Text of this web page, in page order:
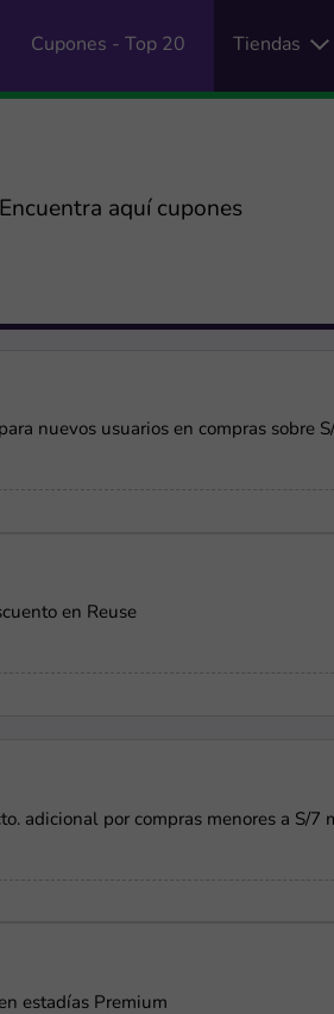
Cupones - Top 20 Tiendas
aquí cupones
nuevos usuarios en compras sobre
en Reuse
adicional por compras menores a S/7
estadías Premium